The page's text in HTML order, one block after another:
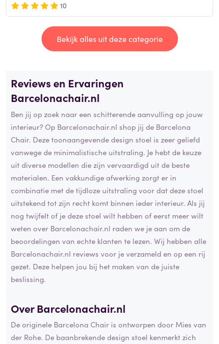
10
Bekijk alles uit deze categorie
Reviews en Ervaringen
Barcelonachair.nl
Ben jij op zoek naar een schitterende aanvulling op jouw
interieur? Op Barcelonachair.nl shop jij de Barcelona
Chair. Deze toonaangevende design stoel is zeer geliefd
vanwege de minimalistische uitstraling. Je hebt de keuze
uit diverse modellen die zijn vervaardigd uit de beste
materialen. Een vakkundige afwerking zorgt er in
combinatie met de tijdloze uitstraling voor dat deze stoel
uitstekend tot zijn recht komt binnen ieder interieur. Als jij
nog twijfelt of je deze stoel wilt hebben of eerst meer wilt
weten over Barcelonachair.nl raden we je aan om de
beoordelingen van echte klanten te lezen. Wij hebben alle
Barcelonachair.nl reviews voor je verzameld en op een rij
gezet. Deze helpen jou bij het maken van de juiste
beslissing.
Over Barcelonachair.nl
De originele Barcelona Chair is ontworpen door Mies van
der Rohe. De baanbrekende design stoel kenmerkt zich